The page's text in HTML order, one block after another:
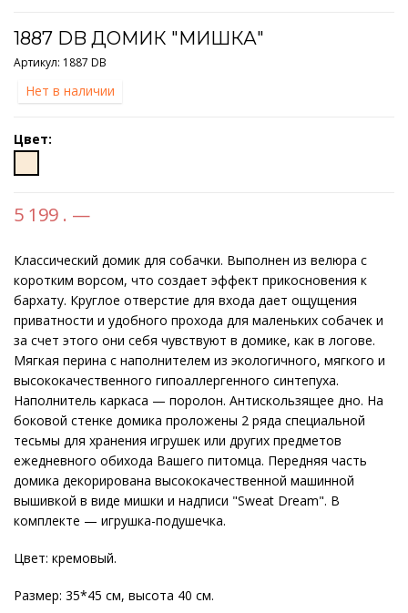
1887 DB ДОМИК "МИШКА"
Артикул: 1887 DB
Нет в наличии
Цвет:
5 199 . —
Классический домик для собачки. Выполнен из велюра с
коротким ворсом, что создает эффект прикосновения к
бархату. Круглое отверстие для входа дает ощущения
приватности и удобного прохода для маленьких собачек и
за счет этого они себя чувствуют в домике, как в логове.
Мягкая перина с наполнителем из экологичного, мягкого и
высококачественного гипоаллергенного синтепуха.
Наполнитель каркаса — поролон. Антискользящее дно. На
боковой стенке домика проложены 2 ряда специальной
тесьмы для хранения игрушек или других предметов
ежедневного обихода Вашего питомца. Передняя часть
домика декорирована высококачественной машинной
вышивкой в виде мишки и надписи "Sweat Dream". В
комплекте — игрушка-подушечка.
Цвет: кремовый.
Размер: 35*45 см, высота 40 см.